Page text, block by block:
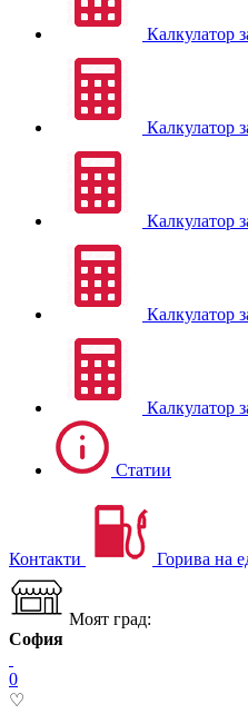
Калкулатор
Калкулатор
Калкулатор
Калкулатор
Калкулатор
Статии
Контакти Горива на
Моят град:
София
0
♡